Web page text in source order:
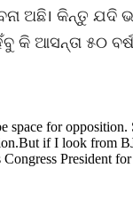
ଅଛି। କିନ୍ତୁ ଯଦି
ଆସନ୍ତା ୫୦ ବର୍ଷ
space for
if I look from
President